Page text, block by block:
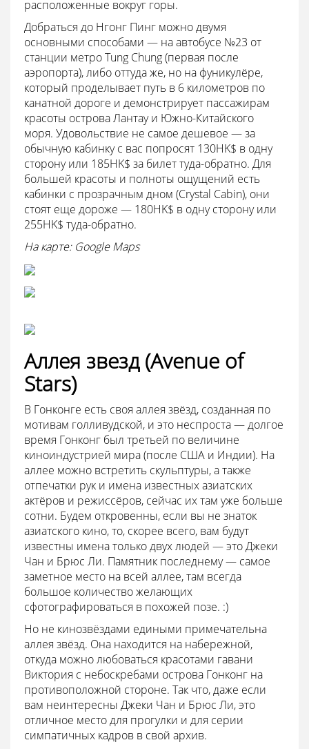
расположенные вокруг горы.
Добраться до Нгонг Пинг можно двумя
основными способами — на автобусе №23 от
станции метро Tung Chung (первая после
аэропорта), либо оттуда же, но на фуникулёре,
который проделывает путь в 6 километров по
канатной дороге и демонстрирует пассажирам
красоты острова Лантау и Южно-Китайского
моря. Удовольствие не самое дешевое — за
обычную кабинку с вас попросят 130HK$ в одну
сторону или 185HK$ за билет туда-обратно. Для
большей красоты и полноты ощущений есть
кабинки с прозрачным дном (Crystal Cabin), они
стоят еще дороже — 180HK$ в одну сторону или
255HK$ туда-обратно.
На карте: Google Maps
Аллея звезд (Avenue of
Stars)
В Гонконге есть своя аллея звёзд, созданная по
мотивам голливудской, и это неспроста — долгое
время Гонконг был третьей по величине
киноиндустрией мира (после США и Индии). На
аллее можно встретить скульптуры, а также
отпечатки рук и имена известных азиатских
актёров и режиссёров, сейчас их там уже больше
сотни. Будем откровенны, если вы не знаток
азиатского кино, то, скорее всего, вам будут
известны имена только двух людей — это Джеки
Чан и Брюс Ли. Памятник последнему — самое
заметное место на всей аллее, там всегда
большое количество желающих
сфотографироваться в похожей позе. :)
Но не кинозвёздами едиными примечательна
аллея звёзд. Она находится на набережной,
откуда можно любоваться красотами гавани
Виктория с небоскребами острова Гонконг на
противоположной стороне. Так что, даже если
вам неинтересны Джеки Чан и Брюс Ли, это
отличное место для прогулки и для серии
симпатичных кадров в свой архив.